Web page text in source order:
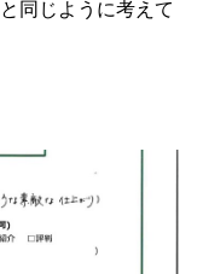
同じように考えて